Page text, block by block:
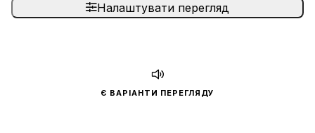
Налаштувати перегляд
Є ВАРІАНТИ ПЕРЕГЛЯДУ